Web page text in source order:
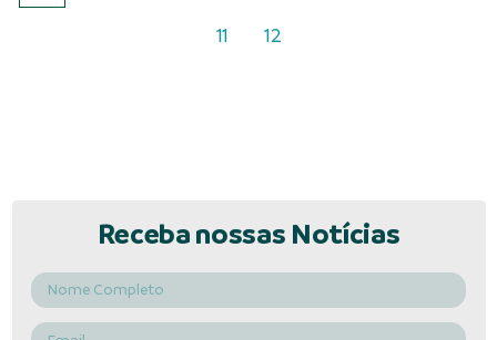
11 12
Receba nossas Notícias